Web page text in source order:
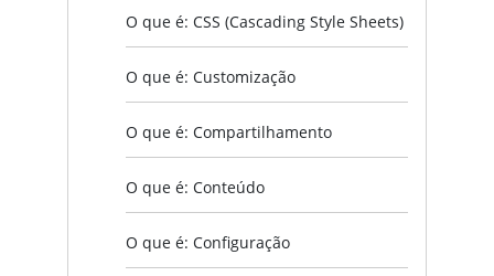
O que é: CSS (Cascading Style Sheets)
O que é: Customização
O que é: Compartilhamento
O que é: Conteúdo
O que é: Configuração